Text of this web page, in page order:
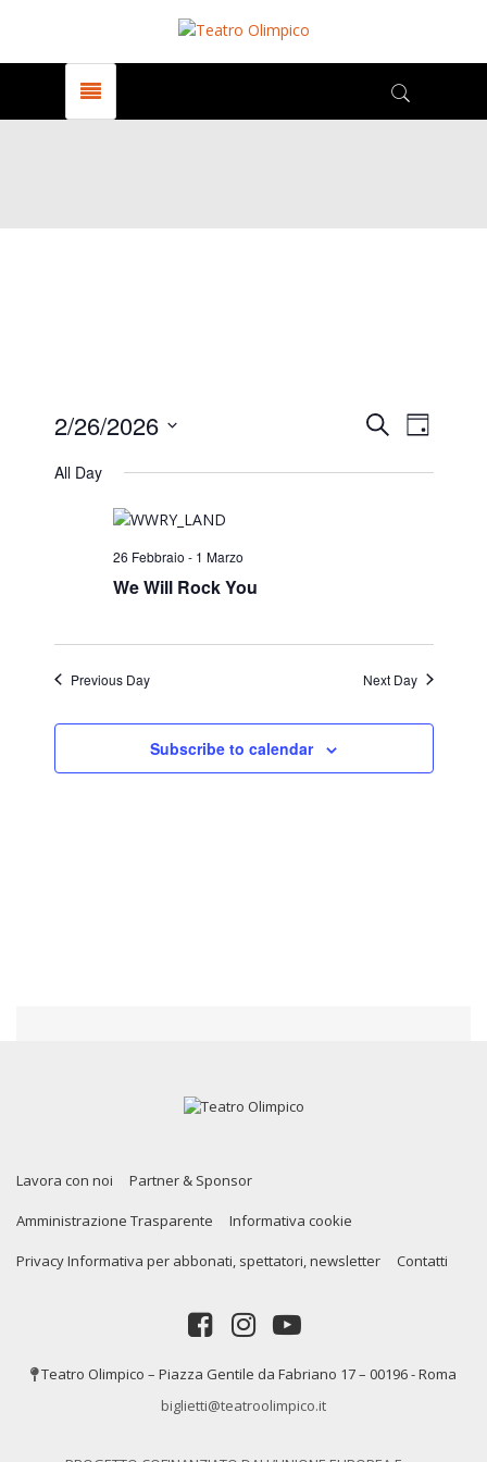
Events
Search
Search
Giorno
2/26/2026
date.
All Day
26 Febbraio - 1 Marzo
We Will Rock You
Previous Day Next Day
Subscribe to calendar
Lavora con noi Partner & Sponsor
Amministrazione Trasparente Informativa cookie
Privacy Informativa per abbonati, spettatori, newsletter Contatti
Teatro Olimpico – Piazza Gentile da Fabriano 17 – 00196 - Roma
biglietti@teatroolimpico.it